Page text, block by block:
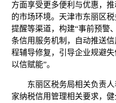
方面享受更多便利与优惠，
的市场环境。天津市东丽区
提醒等渠道，构建“事前预警
条信用服务机制，自动推送
程辅导修复，引导企业规避失
以信赋能”。
东丽区税务局相关负责人
家纳税信用管理相关要求，